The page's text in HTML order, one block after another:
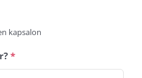
kapsalon
*